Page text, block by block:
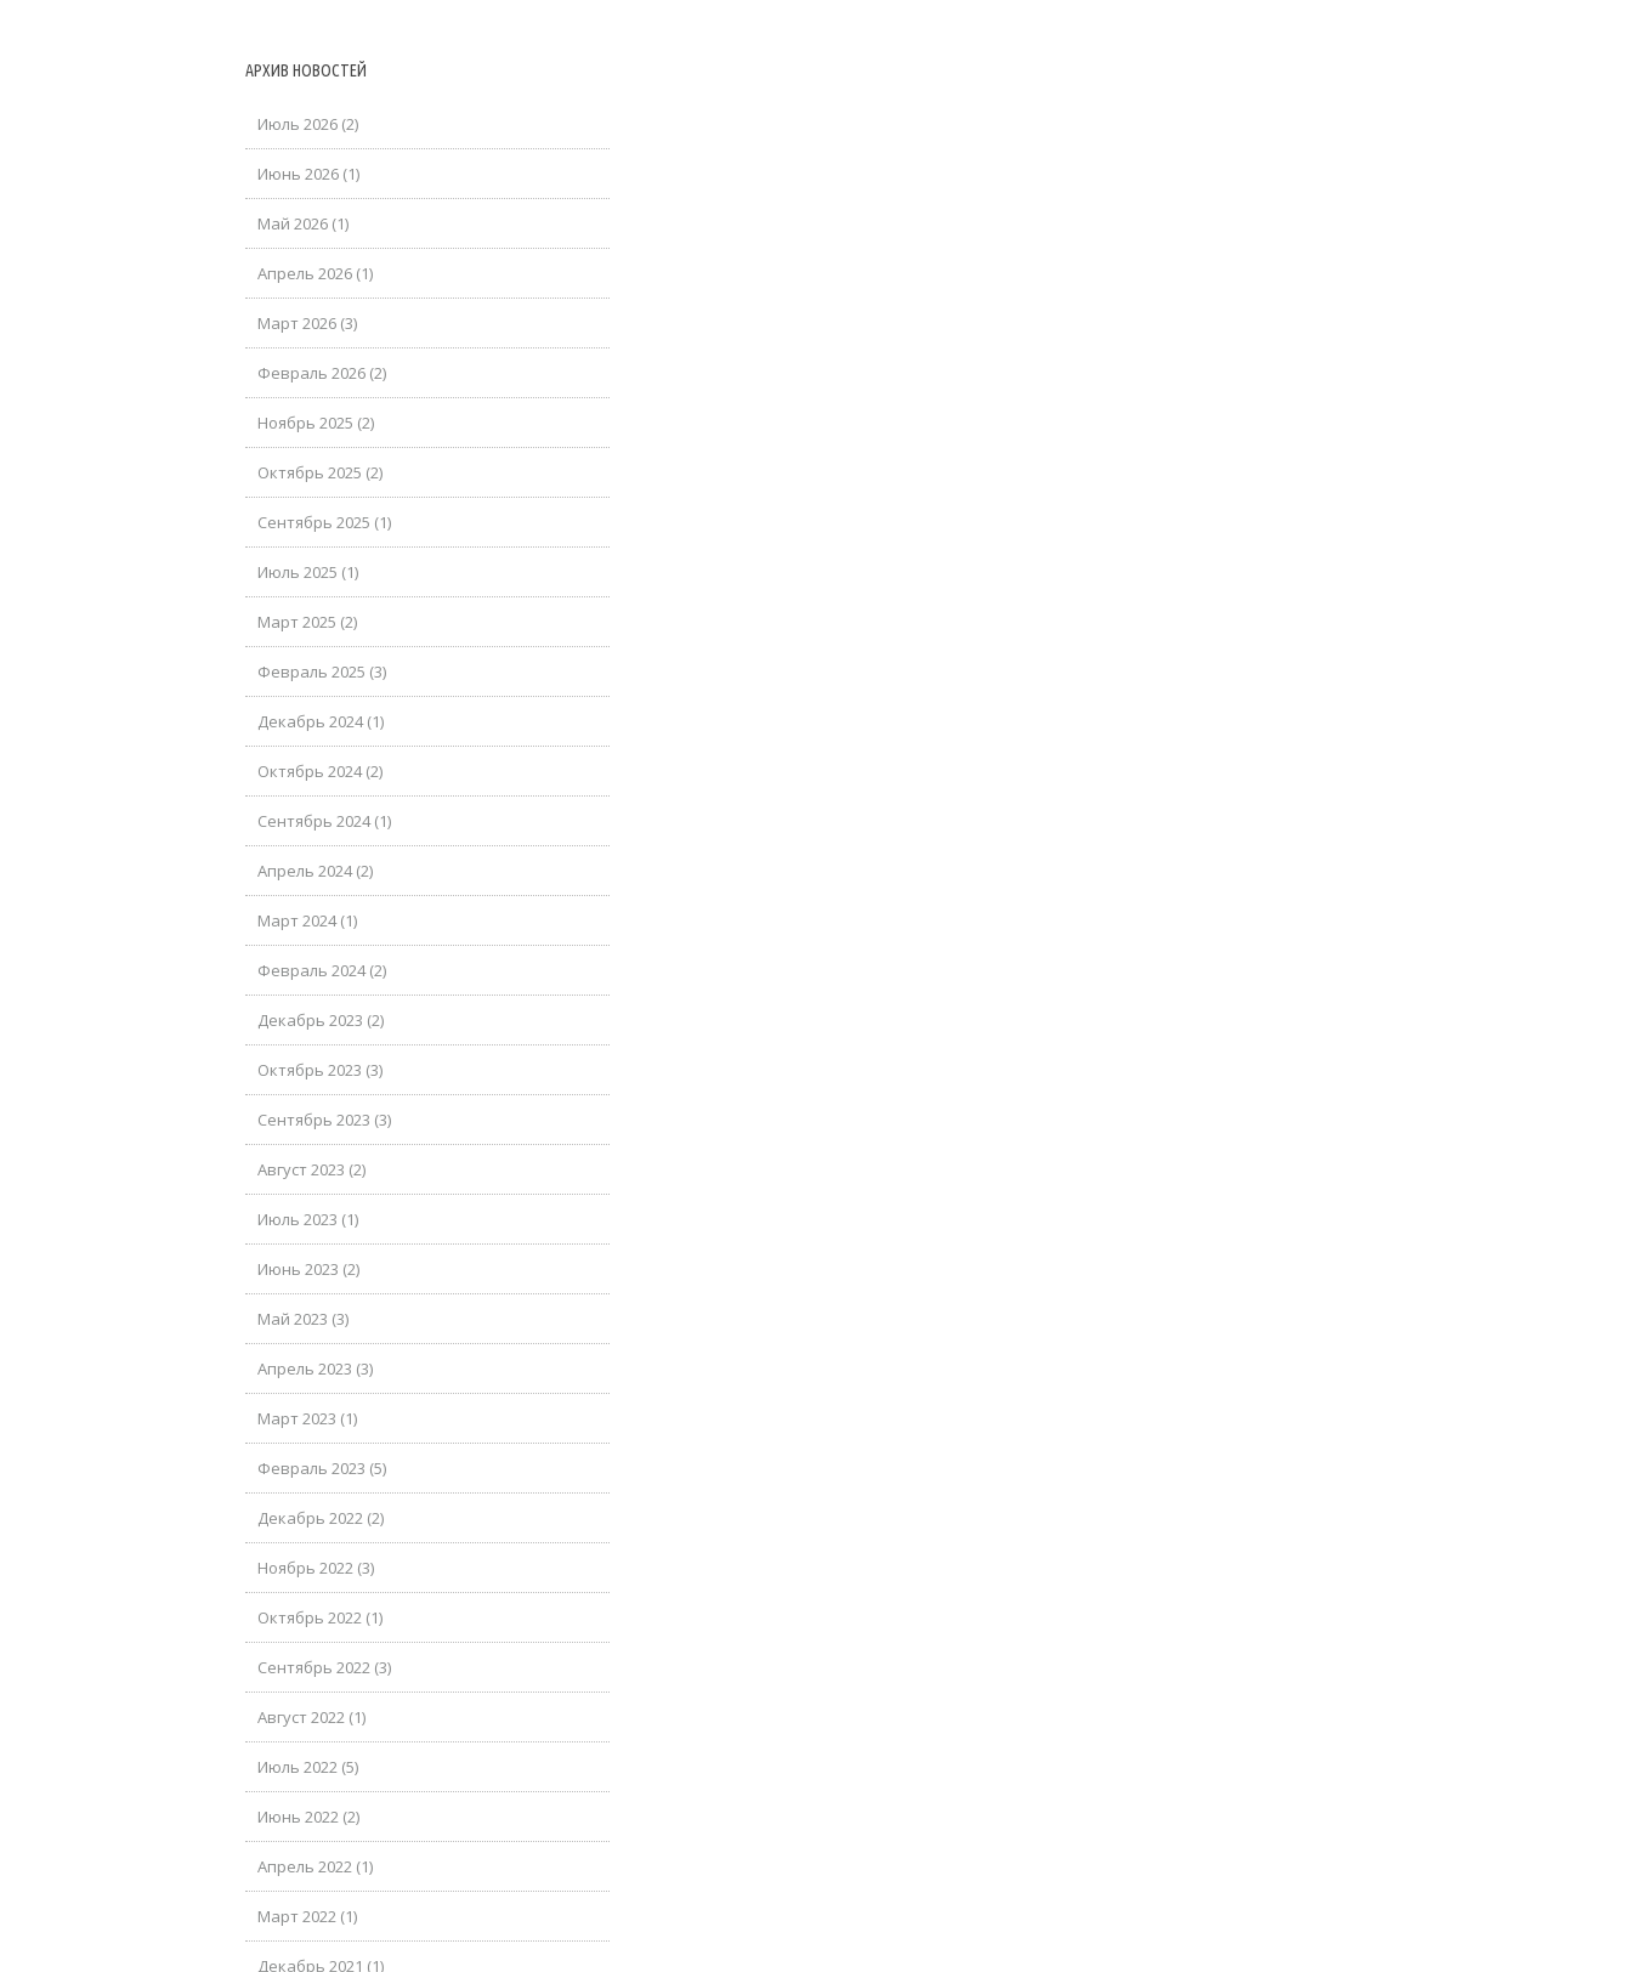
АРХИВ НОВОСТЕЙ
Июль 2026 (2)
Июнь 2026 (1)
Май 2026 (1)
Апрель 2026 (1)
Март 2026 (3)
Февраль 2026 (2)
Ноябрь 2025 (2)
Октябрь 2025 (2)
Сентябрь 2025 (1)
Июль 2025 (1)
Март 2025 (2)
Февраль 2025 (3)
Декабрь 2024 (1)
Октябрь 2024 (2)
Сентябрь 2024 (1)
Апрель 2024 (2)
Март 2024 (1)
Февраль 2024 (2)
Декабрь 2023 (2)
Октябрь 2023 (3)
Сентябрь 2023 (3)
Август 2023 (2)
Июль 2023 (1)
Июнь 2023 (2)
Май 2023 (3)
Апрель 2023 (3)
Март 2023 (1)
Февраль 2023 (5)
Декабрь 2022 (2)
Ноябрь 2022 (3)
Октябрь 2022 (1)
Сентябрь 2022 (3)
Август 2022 (1)
Июль 2022 (5)
Июнь 2022 (2)
Апрель 2022 (1)
Март 2022 (1)
Декабрь 2021 (1)